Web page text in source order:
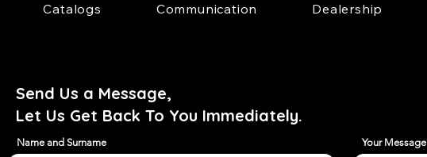
Catalogs Communication Dealership
Send Us a Message,
Let Us Get Back To You Immediately.
Name and Surname Your Message